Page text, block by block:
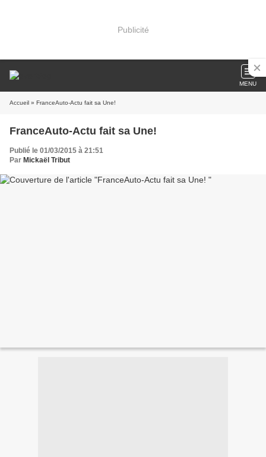
Publicité
MENU
Accueil » FranceAuto-Actu fait sa Une!
FranceAuto-Actu fait sa Une!
Publié le 01/03/2015 à 21:51
Par Mickaël Tribut